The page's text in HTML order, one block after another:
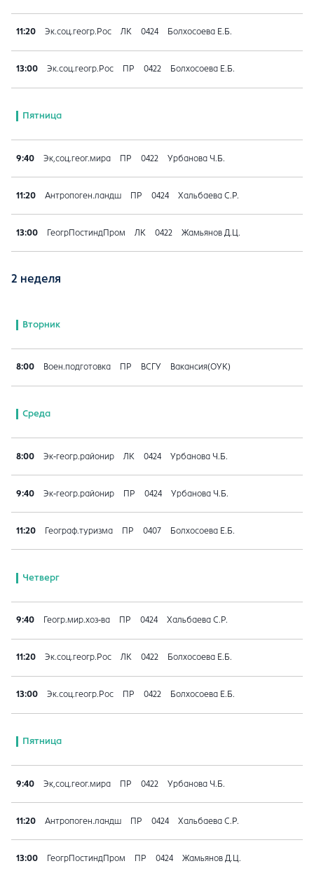
11:20 Эк.соц.геогр.Рос ЛК 0424 Болхосоева Е.Б.
13:00 Эк.соц.геогр.Рос ПР 0422 Болхосоева Е.Б.
Пятница
9:40 Эк,соц.геог.мира ПР 0422 Урбанова Ч.Б.
11:20 Антропоген.ландш ПР 0424 Хальбаева С.Р.
13:00 ГеогрПостиндПром ЛК 0422 Жамьянов Д.Ц.
2 неделя
Вторник
8:00 Воен.подготовка ПР ВСГУ Вакансия(ОУК)
Среда
8:00 Эк-геогр.районир ЛК 0424 Урбанова Ч.Б.
9:40 Эк-геогр.районир ПР 0424 Урбанова Ч.Б.
11:20 Географ.туризма ПР 0407 Болхосоева Е.Б.
Четверг
9:40 Геогр.мир.хоз-ва ПР 0424 Хальбаева С.Р.
11:20 Эк.соц.геогр.Рос ЛК 0422 Болхосоева Е.Б.
13:00 Эк.соц.геогр.Рос ПР 0422 Болхосоева Е.Б.
Пятница
9:40 Эк,соц.геог.мира ПР 0422 Урбанова Ч.Б.
11:20 Антропоген.ландш ПР 0424 Хальбаева С.Р.
13:00 ГеогрПостиндПром ПР 0424 Жамьянов Д.Ц.